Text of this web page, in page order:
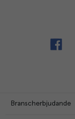
Branscherbjudande